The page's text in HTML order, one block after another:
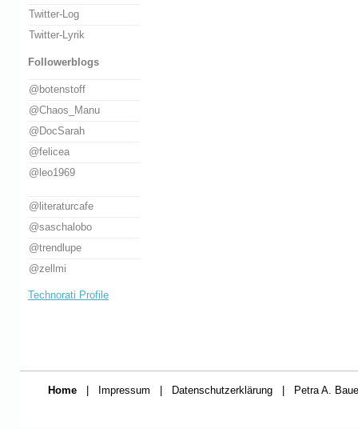
Twitter-Log
Twitter-Lyrik
Followerblogs
@botenstoff
@Chaos_Manu
@DocSarah
@felicea
@leo1969
@literaturcafe
@saschalobo
@trendlupe
@zellmi
Technorati Profile
Home Impressum Datenschutzerklärung Petra A.